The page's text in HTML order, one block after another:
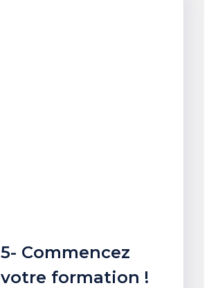
5- Commencez
votre formation !